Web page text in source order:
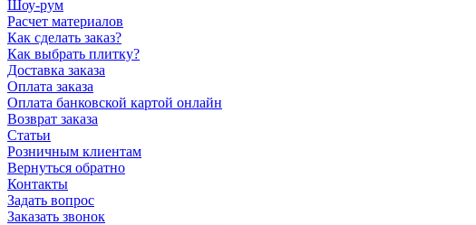
Шоу-рум
Расчет материалов
Как сделать заказ?
Как выбрать плитку?
Доставка заказа
Оплата заказа
Оплата банковской картой онлайн
Возврат заказа
Статьи
Розничным клиентам
Вернуться обратно
Контакты
Задать вопрос
Заказать звонок